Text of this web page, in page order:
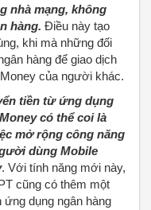
nhà mạng, không
hàng. Điều này tạo
khi mà những đối
hàng để giao dịch
của người khác.
tiền từ ứng dụng
có thể coi là
mở rộng công năng
dùng Mobile
. Với tính năng mới này,
cũng có thêm một
dụng ngân hàng